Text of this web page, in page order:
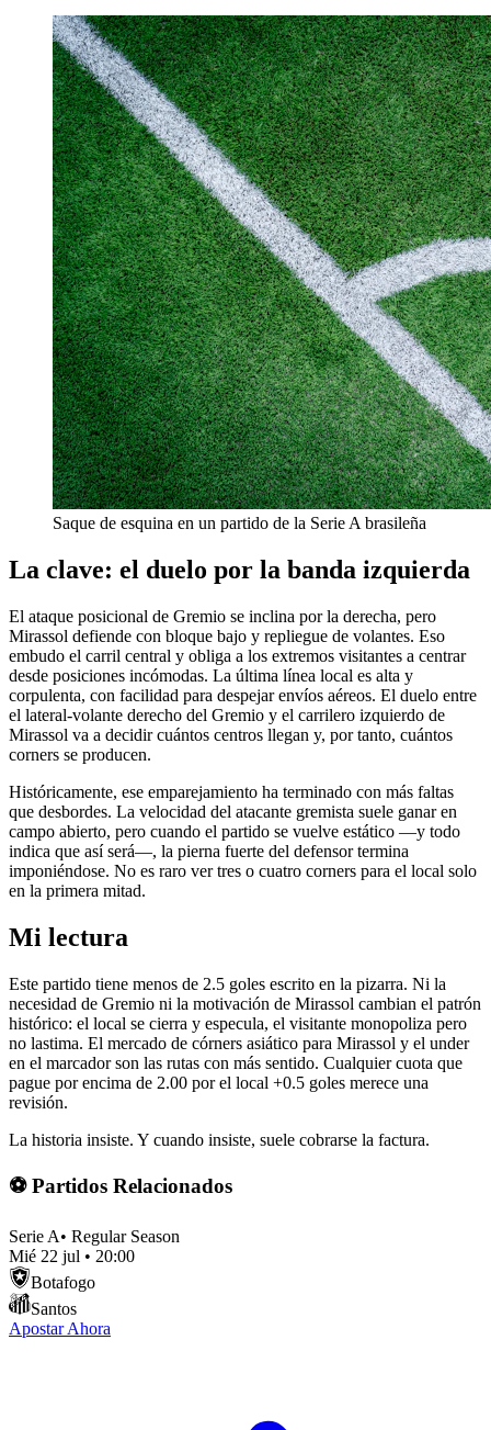
Saque de esquina en un partido de la Serie A brasileña
La clave: el duelo por la banda izquierda
El ataque posicional de Gremio se inclina por la derecha, pero
Mirassol defiende con bloque bajo y repliegue de volantes. Eso
embudo el carril central y obliga a los extremos visitantes a centrar
desde posiciones incómodas. La última línea local es alta y
corpulenta, con facilidad para despejar envíos aéreos. El duelo entre
el lateral-volante derecho del Gremio y el carrilero izquierdo de
Mirassol va a decidir cuántos centros llegan y, por tanto, cuántos
corners se producen.
Históricamente, ese emparejamiento ha terminado con más faltas
que desbordes. La velocidad del atacante gremista suele ganar en
campo abierto, pero cuando el partido se vuelve estático —y todo
indica que así será—, la pierna fuerte del defensor termina
imponiéndose. No es raro ver tres o cuatro corners para el local solo
en la primera mitad.
Mi lectura
Este partido tiene menos de 2.5 goles escrito en la pizarra. Ni la
necesidad de Gremio ni la motivación de Mirassol cambian el patrón
histórico: el local se cierra y especula, el visitante monopoliza pero
no lastima. El mercado de córners asiático para Mirassol y el under
en el marcador son las rutas con más sentido. Cualquier cuota que
pague por encima de 2.00 por el local +0.5 goles merece una
revisión.
La historia insiste. Y cuando insiste, suele cobrarse la factura.
⚽ Partidos Relacionados
Serie A• Regular Season
Mié 22 jul • 20:00
Botafogo
Santos
Apostar Ahora